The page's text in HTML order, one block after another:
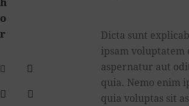
o
r
Dicta sunt
ipsam voluptatem
aspernatur aut
quia. Nemo enim
quia voluptas sit